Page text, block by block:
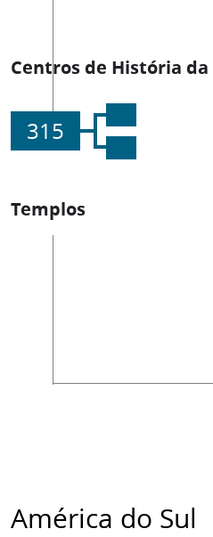
Centros de História
315
Templos
América do Sul